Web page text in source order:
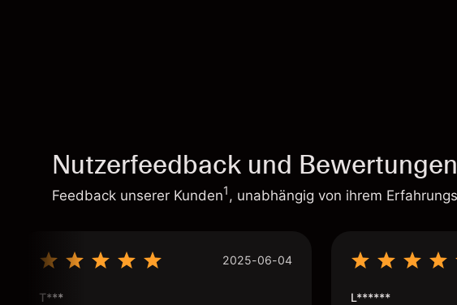
Nutzerfeedback und Bewertungen
Feedback unserer Kunden1, unabhängig von ihrem
2025-06-04
T*** L******